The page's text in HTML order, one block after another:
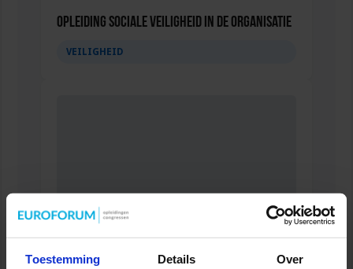
Toestemming Details Over
Opleiding Sociale Veiligheid in de Organisatie
VEILIGHEID